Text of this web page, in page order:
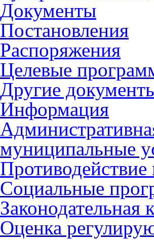
Документы
Постановления
Распоряжения
Целевые
Другие
Информация
муниципальные
Социальные
Законодательная
Оценка